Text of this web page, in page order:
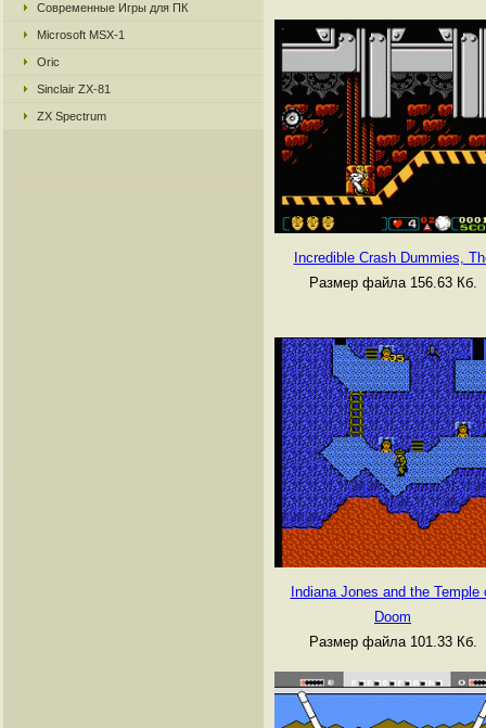
Современные Игры для ПК
Microsoft MSX-1
Oric
Sinclair ZX-81
ZX Spectrum
Incredible Crash Dummies,
Размер файла 156.63 Кб.
Indiana Jones and the Temple
Doom
Размер файла 101.33 Кб.